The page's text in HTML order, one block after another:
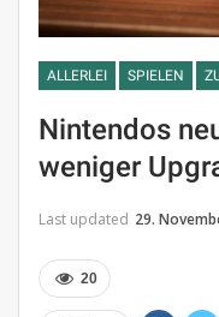
ALLERLEI SPIELEN
Nintendos
weniger
Last updated 29.
20